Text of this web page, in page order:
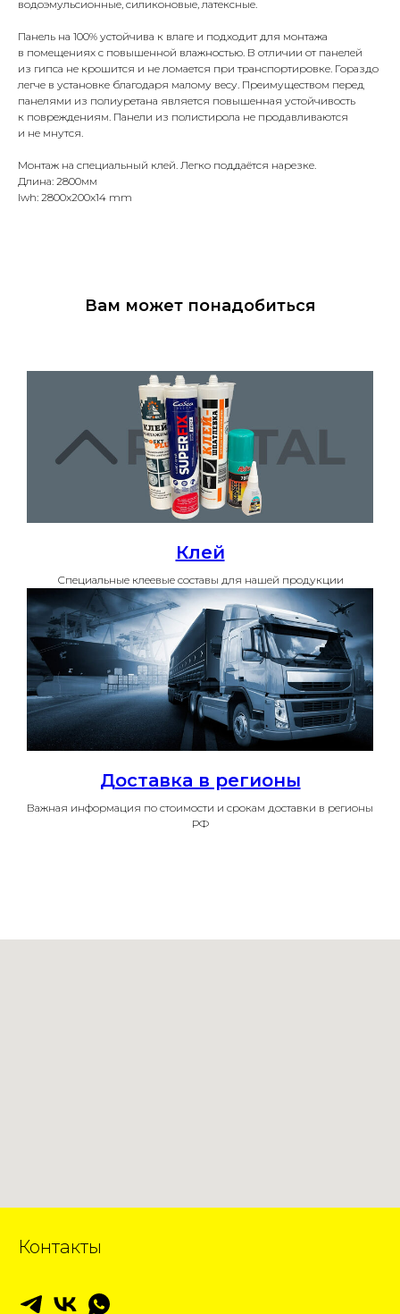
водоэмульсионные, силиконовые, латексные.
Панель на 100% устойчива к влаге и подходит для монтажа
в помещениях с повышенной влажностью. В отличии от панелей
из гипса не крошится и не ломается при транспортировке. Гораздо
легче в установке благодаря малому весу. Преимуществом перед
панелями из полиуретана является повышенная устойчивость
к повреждениям. Панели из полистирола не продавливаются
и не мнутся.
Монтаж на специальный клей. Легко поддаётся нарезке.
Длина: 2800мм
lwh: 2800x200x14 mm
Вам может понадобиться
Клей
Специальные клеевые составы для нашей продукции
Доставка в регионы
Важная информация по стоимости и срокам доставки в регионы
РФ
Контакты